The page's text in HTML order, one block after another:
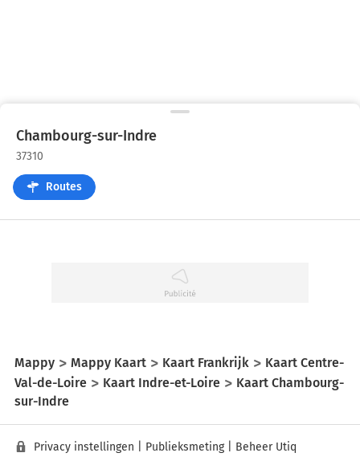
Chambourg-sur-Indre
37310
Routes
Mappy Mappy Kaart Kaart Frankrijk
Kaart Centre-
Val-de-Loire
Kaart Indre-et-Loire
Kaart Chambourg-
sur-Indre
Privacy instellingen Publieksmeting| Beheer Utiq